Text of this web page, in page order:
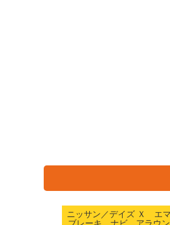
ホンダ／Ｎ ＢＯＸ カス